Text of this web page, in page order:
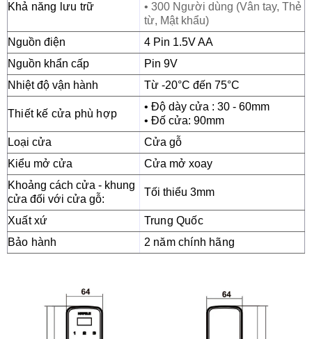
Khả năng lưu trữ
• 300 Người dùng (Vân tay, Thẻ
từ, Mật khẩu)
Nguồn điện
4 Pin 1.5V AA
Nguồn khẩn cấp
Pin 9V
Nhiệt độ vận hành
Từ -20°C đến 75°C
Thiết kế cửa phù hợp
• Độ dày cửa : 30 - 60mm
• Đố cửa: 90mm
Loại cửa
Cửa gỗ
Kiểu mở cửa
Cửa mở xoay
Khoảng cách cửa - khung
cửa đối với cửa gỗ:
Tối thiểu 3mm
Xuất xứ
Trung Quốc
Bảo hành
2 năm chính hãng